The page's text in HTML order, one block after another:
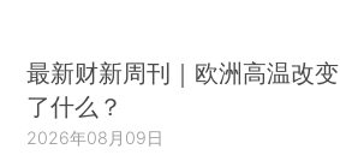
最新财新周刊｜欧洲高温改变
了什么？
2026年08月09日